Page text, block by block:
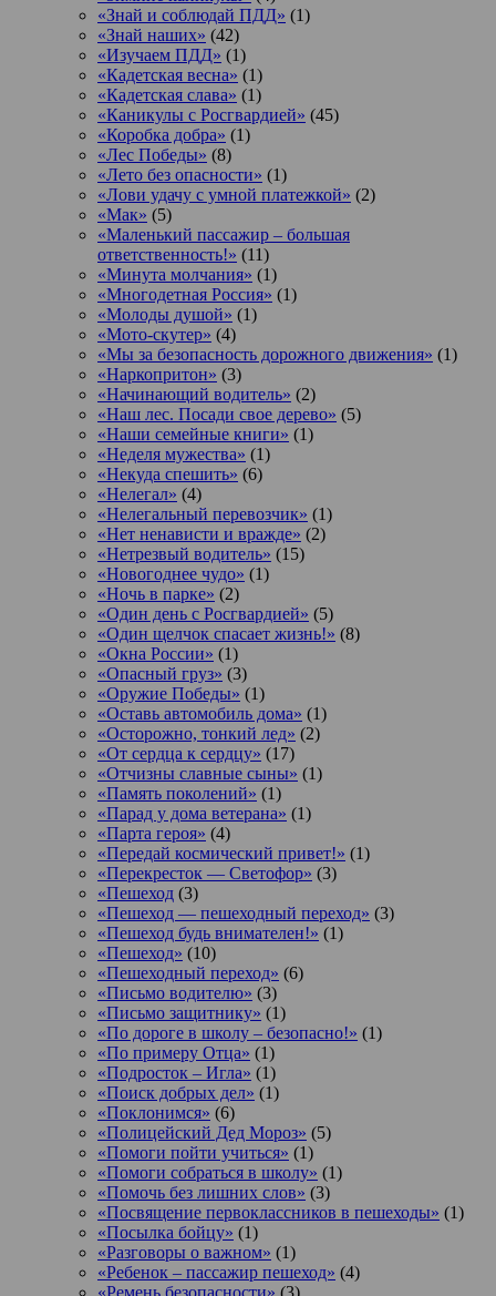
«Знай и соблюдай ПДД» (1)
«Знай наших» (42)
«Изучаем ПДД» (1)
«Кадетская весна» (1)
«Кадетская слава» (1)
«Каникулы с Росгвардией» (45)
«Коробка добра» (1)
«Лес Победы» (8)
«Лето без опасности» (1)
«Лови удачу с умной платежкой» (2)
«Мак» (5)
«Маленький пассажир – большая
ответственность!» (11)
«Минута молчания» (1)
«Многодетная Россия» (1)
«Молоды душой» (1)
«Мото-скутер» (4)
«Мы за безопасность дорожного движения» (1)
«Наркопритон» (3)
«Начинающий водитель» (2)
«Наш лес. Посади свое дерево» (5)
«Наши семейные книги» (1)
«Неделя мужества» (1)
«Некуда спешить» (6)
«Нелегал» (4)
«Нелегальный перевозчик» (1)
«Нет ненависти и вражде» (2)
«Нетрезвый водитель» (15)
«Новогоднее чудо» (1)
«Ночь в парке» (2)
«Один день с Росгвардией» (5)
«Один щелчок спасает жизнь!» (8)
«Окна России» (1)
«Опасный груз» (3)
«Оружие Победы» (1)
«Оставь автомобиль дома» (1)
«Осторожно, тонкий лед» (2)
«От сердца к сердцу» (17)
«Отчизны славные сыны» (1)
«Память поколений» (1)
«Парад у дома ветерана» (1)
«Парта героя» (4)
«Передай космический привет!» (1)
«Перекресток — Светофор» (3)
«Пешеход (3)
«Пешеход — пешеходный переход» (3)
«Пешеход будь внимателен!» (1)
«Пешеход» (10)
«Пешеходный переход» (6)
«Письмо водителю» (3)
«Письмо защитнику» (1)
«По дороге в школу – безопасно!» (1)
«По примеру Отца» (1)
«Подросток ‒ Игла» (1)
«Поиск добрых дел» (1)
«Поклонимся» (6)
«Полицейский Дед Мороз» (5)
«Помоги пойти учиться» (1)
«Помоги собраться в школу» (1)
«Помочь без лишних слов» (3)
«Посвящение первоклассников в пешеходы» (1)
«Посылка бойцу» (1)
«Разговоры о важном» (1)
«Ребенок – пассажир пешеход» (4)
«Ремень безопасности» (3)